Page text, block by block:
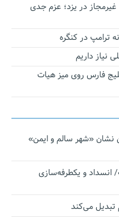
در یزد؛ عزم جدی
ترامپ در کنگره
نیاز داریم
خلیج فارس روی میز هیات
«شهر سالم و ایمن»
انسداد و یکطرفه‌سازی
تبدیل می‌کند